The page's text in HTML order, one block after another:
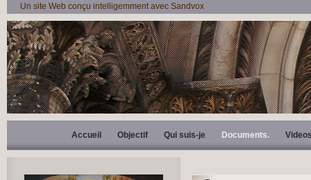
Un site Web conçu intelligemment avec Sandvox
Accueil Objectif Qui suis-je Documents.